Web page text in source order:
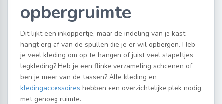
opbergruimte
Dit lijkt een inkoppertje, maar de indeling van je kast
hangt erg af van de spullen die je er wil opbergen. Heb
je veel kleding om op te hangen of juist veel stapeltjes
legkleding? Heb je een flinke verzameling schoenen of
ben je meer van de tassen? Alle kleding en
kledingaccessoires hebben een overzichtelijke plek nodig
met genoeg ruimte.